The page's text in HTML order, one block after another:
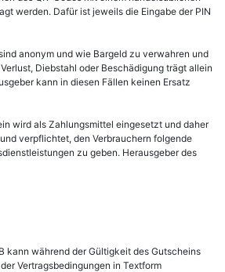
werden. Dafür ist jeweils die Eingabe der PIN
anonym und wie Bargeld zu verwahren und
Diebstahl oder Beschädigung trägt allein
kann in diesen Fällen keinen Ersatz
wird als Zahlungsmittel eingesetzt und daher
verpflichtet, den Verbrauchern folgende
zu geben. Herausgeber des
kann während der Gültigkeit des Gutscheins
Vertragsbedingungen in Textform